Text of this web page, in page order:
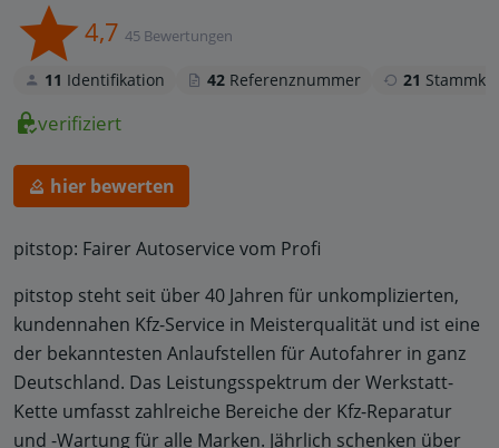
4,7 45 Bewertungen
11 Identifikation 42 Referenznummer 21
verifiziert
hier bewerten
pitstop: Fairer Autoservice vom Profi
pitstop steht seit über 40 Jahren für unkomplizierten,
kundennahen Kfz-Service in Meisterqualität und ist eine
der bekanntesten Anlaufstellen für Autofahrer in ganz
Deutschland. Das Leistungsspektrum der Werkstatt-
Kette umfasst zahlreiche Bereiche der Kfz-Reparatur
und -Wartung für alle Marken. Jährlich schenken über